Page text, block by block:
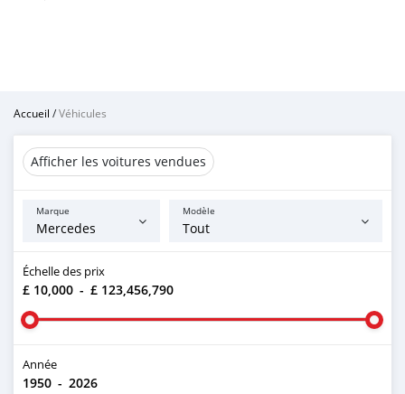
Accueil /Véhicules
Afficher les voitures vendues
Marque Modèle
Échelle des prix
£ 10,000 - £ 123,456,790
Année
1950 - 2026